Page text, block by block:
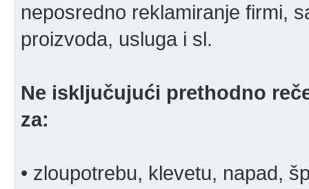
neposredno reklamiranje firmi,
proizvoda, usluga i sl.
Ne isključujući prethodno
za:
• zloupotrebu, klevetu, napad,